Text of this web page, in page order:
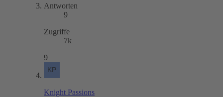
Antworten
9
Zugriffe
7k
9
Knight Passions